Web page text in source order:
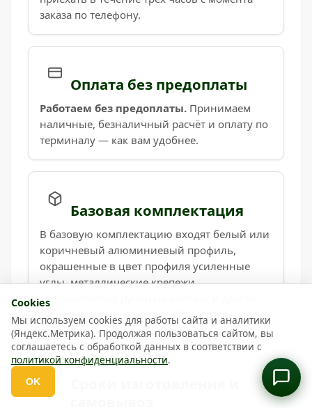
заказа по телефону.
Оплата без предоплаты
Работаем без предоплаты. Принимаем
наличные, безналичный расчёт и оплату по
терминалу — как вам удобнее.
Базовая комплектация
В базовую комплектацию входят белый или
коричневый алюминиевый профиль,
окрашенные в цвет профиля усиленные
углы, металлические крепежи,
металлические ручки на клёпках и другое
необходимое для надёжной установки.
Cookies
Мы используем cookies для работы сайта и аналитики
(Яндекс.Метрика). Продолжая пользоваться сайтом, вы
соглашаетесь с обработкой данных в соответствии с
политикой конфиденциальности.
OK